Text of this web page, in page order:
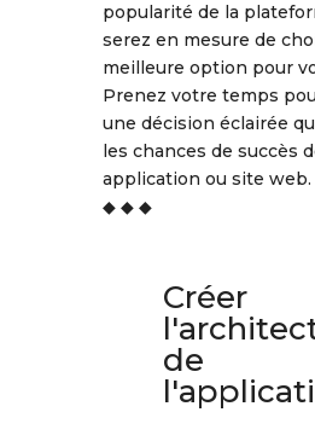
popularité de la
serez en mesure de
meilleure option pour
Prenez votre temps
une décision éclairée
les chances de succès
application ou site web.
◆ ◆ ◆
Créer
de